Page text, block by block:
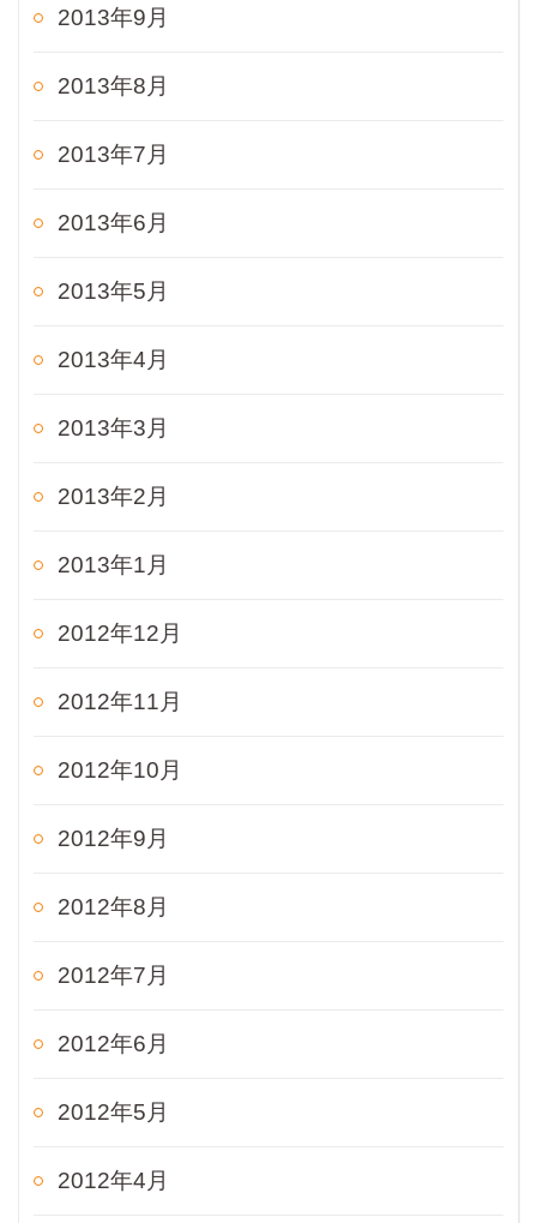
2013年9月
2013年8月
2013年7月
2013年6月
2013年5月
2013年4月
2013年3月
2013年2月
2013年1月
2012年12月
2012年11月
2012年10月
2012年9月
2012年8月
2012年7月
2012年6月
2012年5月
2012年4月